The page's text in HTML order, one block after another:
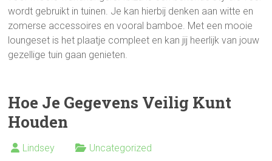
wordt gebruikt in tuinen. Je kan hierbij denken aan witte en
zomerse accessoires en vooral bamboe. Met een mooie
loungeset is het plaatje compleet en kan jij heerlijk van jouw
gezellige tuin gaan genieten.
Hoe Je Gegevens Veilig Kunt
Houden
Lindsey Uncategorized